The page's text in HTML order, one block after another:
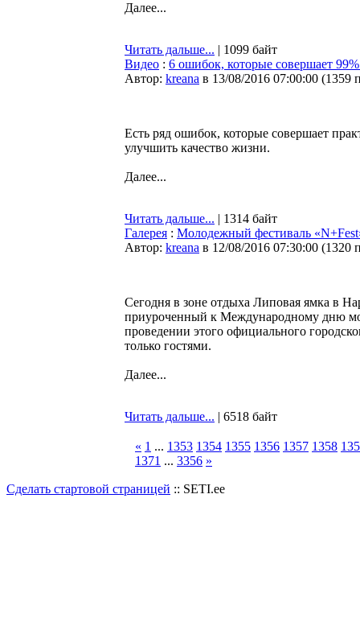
Далее...
Читать дальше... | 1099 байт
Видео : 6 ошибок, которые совершает
Автор: kreana в 13/08/2016 07:00:00 (1359
Есть ряд ошибок, которые совершает
улучшить качество жизни.
Далее...
Читать дальше... | 1314 байт
Галерея : Молодежный фестиваль
Автор: kreana в 12/08/2016 07:30:00 (1320
Сегодня в зоне отдыха Липовая ямка в
приуроченный к Международному дню
проведении этого официального
только гостями.
Далее...
Читать дальше... | 6518 байт
« 1 ... 1353 1354 1355 1356 1357 1358
1371 ... 3356 »
Сделать стартовой страницей :: SETI.ee